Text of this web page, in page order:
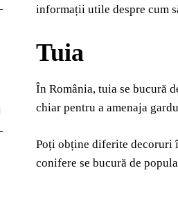
informații utile despre cum
Tuia
În România, tuia se bucură
chiar pentru a amenaja
Poți obține diferite decoruri
conifere se bucură de